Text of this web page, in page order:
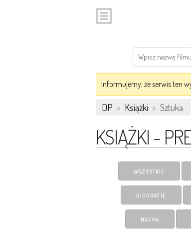
Informujemy, że serwis ten
DP » Książki » Sztuka
KSIĄŻKI -
WSZYSTKIE
BIOGRAFIE
NAUKA